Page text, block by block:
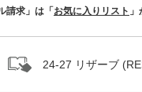
請求」は「 お気に入りリスト
24-27 リザーブ